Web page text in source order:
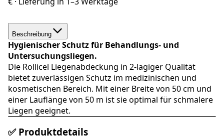
Beschreibung
Hygienischer Schutz für Behandlungs- und
Untersuchungsliegen.
Die Rollicel Liegenabdeckung in 2-lagiger Qualität
bietet zuverlässigen Schutz im medizinischen und
kosmetischen Bereich. Mit einer Breite von 50 cm und
einer Lauflänge von 50 m ist sie optimal für schmalere
Liegen geeignet.
✅ Produktdetails